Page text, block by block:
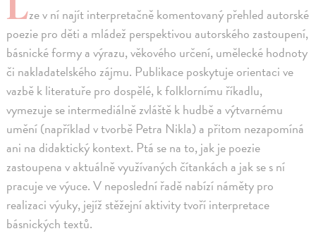
ze v ní najít interpretačně komentovaný přehled autorské
poezie pro děti a mládež perspektivou autorského zastoupení,
básnické formy a výrazu, věkového určení, umělecké hodnoty
či nakladatelského zájmu. Publikace poskytuje orientaci ve
vazbě k literatuře pro dospělé, k folklornímu říkadlu,
vymezuje se intermediálně zvláště k hudbě a výtvarnému
umění (například v tvorbě Petra Nikla) a přitom nezapomíná
ani na didaktický kontext. Ptá se na to, jak je poezie
zastoupena v aktuálně využívaných čítankách a jak se s ní
pracuje ve výuce. V neposlední řadě nabízí náměty pro
realizaci výuky, jejíž stěžejní aktivity tvoří interpretace
básnických textů.